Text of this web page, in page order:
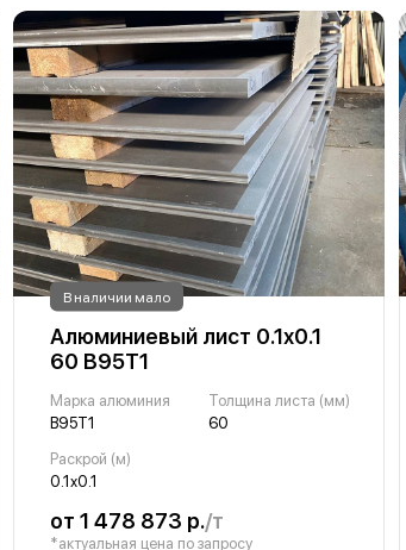
В наличии мало
Алюминиевый лист 0.1х0.1
60 В95Т1
Марка алюминия
В95Т1
Толщина листа (мм)
60
Раскрой (м)
0.1х0.1
от 1 478 873 р./т
*актуальная цена по запросу